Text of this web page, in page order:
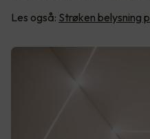
Les også: Strøken belysning